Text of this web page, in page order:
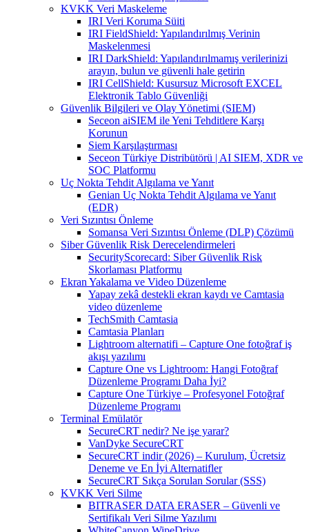
KVKK Veri Maskeleme
IRI Veri Koruma Süiti
IRI FieldShield: Yapılandırılmış Verinin
Maskelenmesi
IRI DarkShield: Yapılandırılmamış verilerinizi
arayın, bulun ve güvenli hale getirin
IRI CellShield: Kusursuz Microsoft EXCEL
Elektronik Tablo Güvenliği
Güvenlik Bilgileri ve Olay Yönetimi (SIEM)
Seceon aiSIEM ile Yeni Tehditlere Karşı
Korunun
Siem Karşılaştırması
Seceon Türkiye Distribütörü | AI SIEM, XDR ve
SOC Platformu
Uç Nokta Tehdit Algılama ve Yanıt
Genian Uç Nokta Tehdit Algılama ve Yanıt
(EDR)
Veri Sızıntısı Önleme
Somansa Veri Sızıntısı Önleme (DLP) Çözümü
Siber Güvenlik Risk Derecelendirmeleri
SecurityScorecard: Siber Güvenlik Risk
Skorlaması Platformu
Ekran Yakalama ve Video Düzenleme
Yapay zekâ destekli ekran kaydı ve Camtasia
video düzenleme
TechSmith Camtasia
Camtasia Planları
Lightroom alternatifi – Capture One fotoğraf iş
akışı yazılımı
Capture One vs Lightroom: Hangi Fotoğraf
Düzenleme Programı Daha İyi?
Capture One Türkiye – Profesyonel Fotoğraf
Düzenleme Programı
Terminal Emülatör
SecureCRT nedir? Ne işe yarar?
VanDyke SecureCRT
SecureCRT indir (2026) – Kurulum, Ücretsiz
Deneme ve En İyi Alternatifler
SecureCRT Sıkça Sorulan Sorular (SSS)
KVKK Veri Silme
BITRASER DATA ERASER – Güvenli ve
Sertifikalı Veri Silme Yazılımı